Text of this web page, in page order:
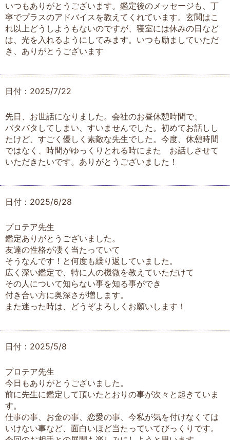
いつもありがとうございます。鑑定後のメッセージも、丁
寧でプラスのアドバイスを教えてくれています。玄関はこ
れ以上どうしようもないのですが、寝室には休みの日など
は、光を入れるようにしてみます。いつも励ましていただ
き、ありがとうございます
日付：2025/7/22
先日、お世話になりました。会社のお昼休憩時間で、
バタバタしてしまい、すいませんでした。初めてお話しし
たけど、すごく優しく素敵な先生でした。今度、休憩時間
ではなく、時間がゆっくりとれる時にまた お話しさせて
いただきたいです。ありがとうございました！
日付：2025/6/28
プロテア先生
鑑定ありがとうございました。
友達の性格が凄く当たっていて
そうなんです！と何度も繰り返していました。
広く深い鑑定で、特に人の機微を教えていただけて
その人について知らない事を知る事ができ
付き合い方に奥深さが増します。
また迷った時は、どうぞよろしくお願いします！
日付：2025/5/8
プロテア先生
今日もありがとうございました。
前に先生に鑑定して頂いたとおりの事が次々と起きていま
す。
仕事の事、お金の事、恋愛の事、今私が気を付けなくては
いけない事など、面白いほど当たっていてびっくりです。